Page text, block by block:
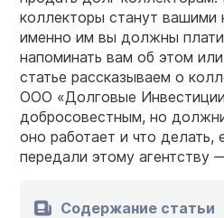
коллекторы станут вашими
именно им вы должны
напоминать вам об этом
статье рассказываем о
ООО «Долговые
добросовестным, но
оно работает и что делать,
передали этому агентству
Содержание статьи